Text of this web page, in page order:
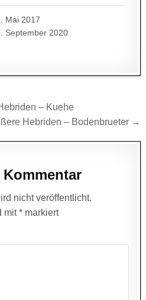
Mai 2017
September 2020
– Kuehe
Hebriden – Bodenbrueter →
nicht veröffentlicht.
mit* markiert